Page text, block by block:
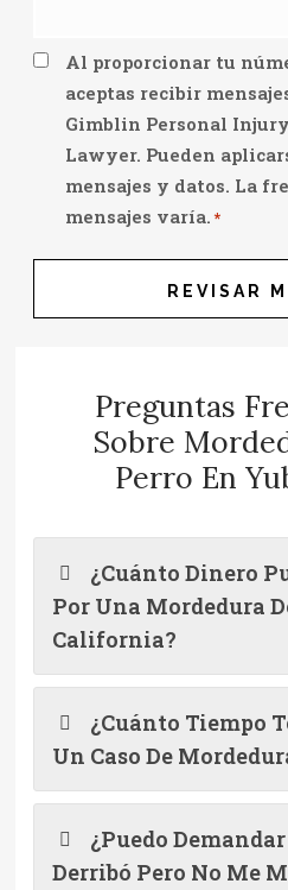
*
Consent
Al proporcionar tu
aceptas recibir
Gimblin Personal
Lawyer. Pueden
mensajes y datos. La
mensajes varía.*
Preguntas
Sobre
Perro En
¿Cuánto Dinero
Por Una Mordedura
California?
¿Cuánto Tiempo
Un Caso De
¿Puedo
Derribó Pero No Me